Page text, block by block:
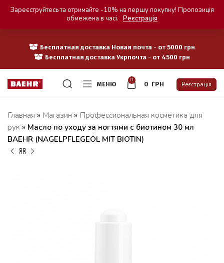
Бесплатная доставка Новая почта - от 5000 грн
Бесплатная доставка Укрпочта - от 4500 грн
МЕНЮ
0
0 ГРН Реєстрація
Главная » Магазин » Профессиональная косметика для
рук » Масло по уходу за ногтями с биотином 30 мл
BAEHR (NAGELPFLEGEÖL MIT BIOTIN)
Зареєструйтесь та отримайте -10% на першу покупку! Пропозиція
обмежена в часі. Реєстрація